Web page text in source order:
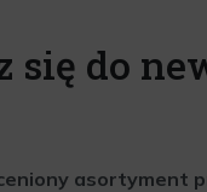
się do
asortyment